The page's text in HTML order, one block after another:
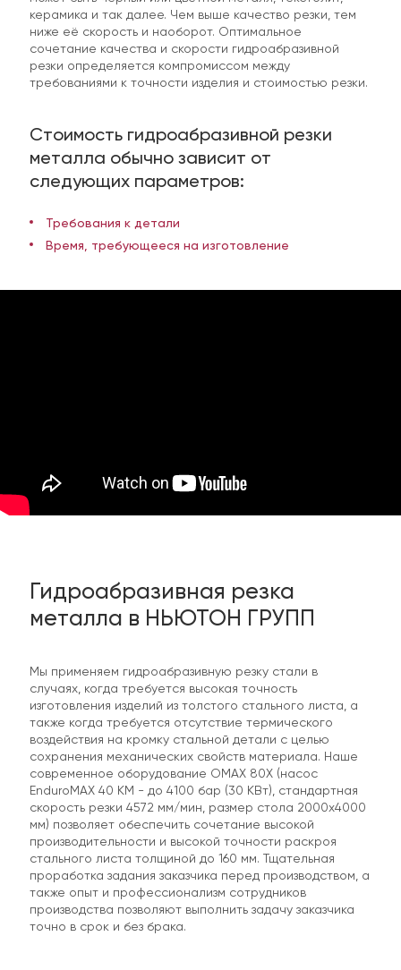
керамика и так далее. Чем выше качество резки, тем
ниже её скорость и наоборот. Оптимальное
сочетание качества и скорости гидроабразивной
резки определяется компромиссом между
требованиями к точности изделия и стоимостью резки.
Стоимость гидроабразивной резки
металла обычно зависит от
следующих параметров:
Требования к детали
Время, требующееся на изготовление
Гидроабразивная резка
металла в НЬЮТОН ГРУПП
Мы применяем гидроабразивную резку стали в
случаях, когда требуется высокая точность
изготовления изделий из толстого стального листа, а
также когда требуется отсутствие термического
воздействия на кромку стальной детали с целью
сохранения механических свойств материала. Наше
современное оборудование OMAX 80X (насос
EnduroMAX 40 KM - до 4100 бар (30 КВт), стандартная
скорость резки 4572 мм/мин, размер стола 2000х4000
мм) позволяет обеспечить сочетание высокой
производительности и высокой точности раскроя
стального листа толщиной до 160 мм. Тщательная
проработка задания заказчика перед производством, а
также опыт и профессионализм сотрудников
производства позволяют выполнить задачу заказчика
точно в срок и без брака.